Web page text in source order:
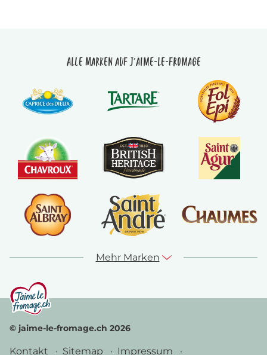
Alle Marken auf J'aime-le-fromage
Mehr Marken
© jaime-le-fromage.ch 2026
Kontakt Sitemap Impressum